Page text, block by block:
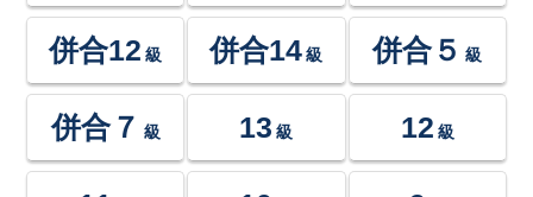
併合12 級 併合14 級 併合５ 級
併合７ 級 13 級 12 級